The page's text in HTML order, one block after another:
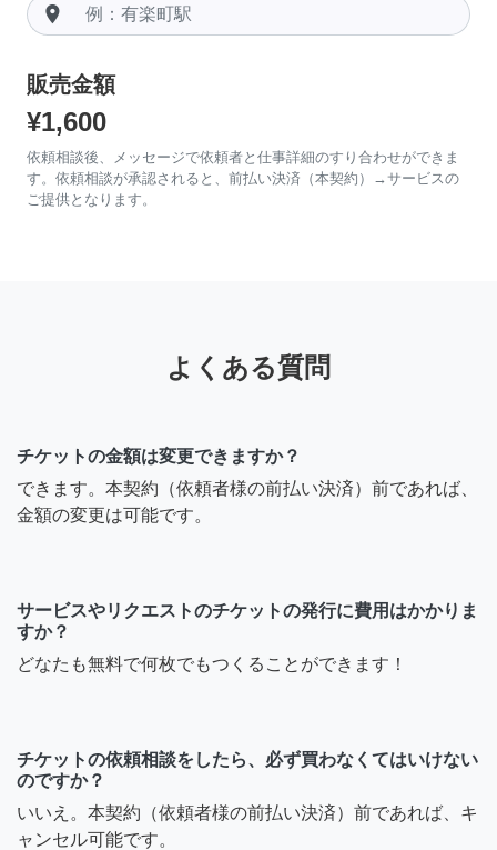
room
販売金額
¥1,600
依頼相談後、メッセージで依頼者と仕事詳細のすり合わせができま
す。依頼相談が承認されると、前払い決済（本契約）→サービスの
ご提供となります。
よくある質問
チケットの金額は変更できますか？
できます。本契約（依頼者様の前払い決済）前であれば、
金額の変更は可能です。
サービスやリクエストのチケットの発行に費用はかかりま
すか？
どなたも無料で何枚でもつくることができます！
チケットの依頼相談をしたら、必ず買わなくてはいけない
のですか？
いいえ。本契約（依頼者様の前払い決済）前であれば、キ
ャンセル可能です。